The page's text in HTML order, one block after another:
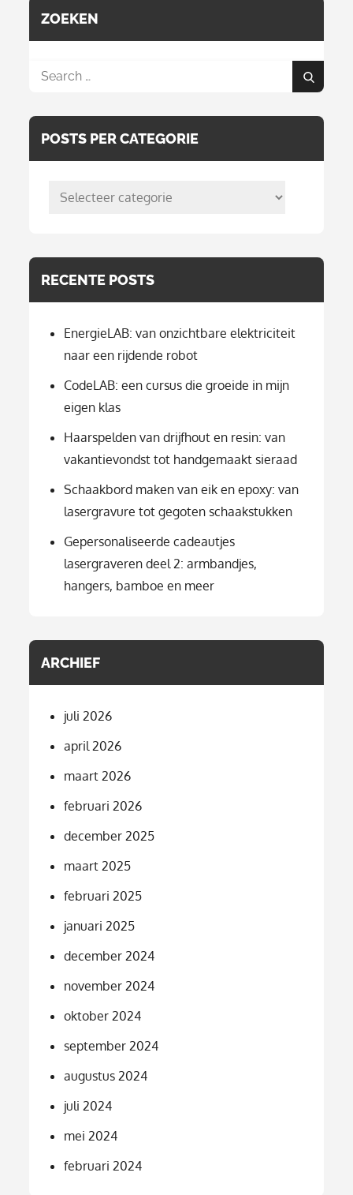
ZOEKEN
Search
Search
POSTS PER CATEGORIE
posts
RECENTE POSTS
EnergieLAB: van onzichtbare elektriciteit
naar een rijdende robot
CodeLAB: een cursus die groeide in mijn
eigen klas
Haarspelden van drijfhout en resin: van
vakantievondst tot handgemaakt sieraad
Schaakbord maken van eik en epoxy: van
lasergravure tot gegoten schaakstukken
Gepersonaliseerde cadeautjes
lasergraveren deel 2: armbandjes,
hangers, bamboe en meer
ARCHIEF
juli 2026
april 2026
maart 2026
februari 2026
december 2025
maart 2025
februari 2025
januari 2025
december 2024
november 2024
oktober 2024
september 2024
augustus 2024
juli 2024
mei 2024
februari 2024